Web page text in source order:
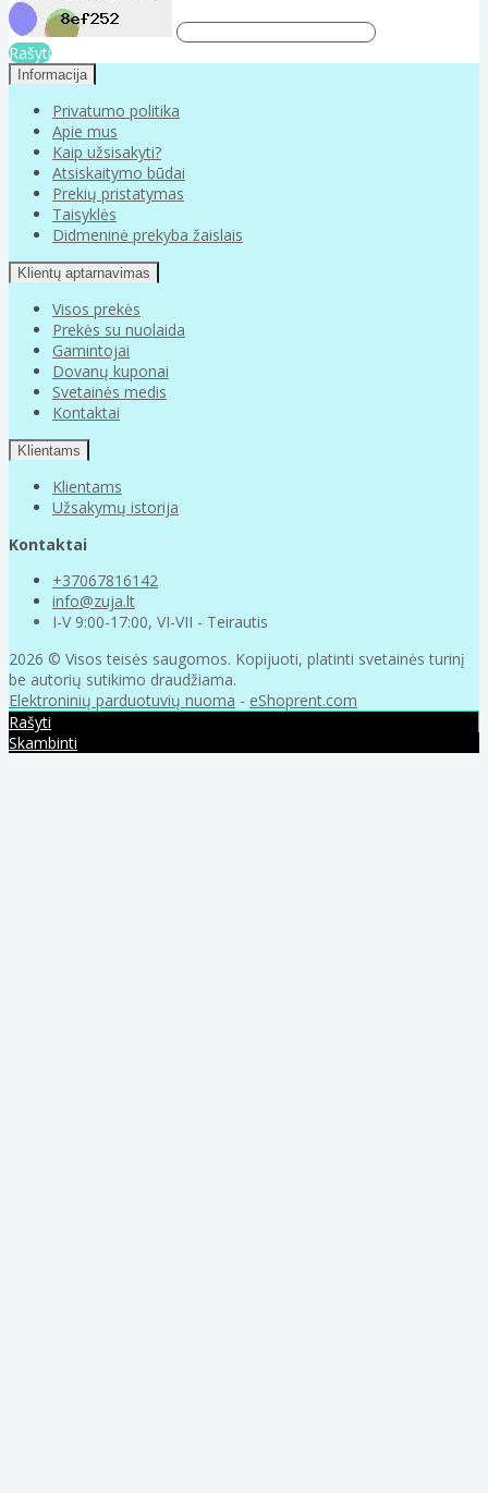
Rašyti
Informacija
Privatumo politika
Apie mus
Kaip užsisakyti?
Atsiskaitymo būdai
Prekių pristatymas
Taisyklės
Didmeninė prekyba žaislais
Klientų aptarnavimas
Visos prekės
Prekės su nuolaida
Gamintojai
Dovanų kuponai
Svetainės medis
Kontaktai
Klientams
Klientams
Užsakymų istorija
Kontaktai
+37067816142
info@zuja.lt
I-V 9:00-17:00, VI-VII - Teirautis
2026 © Visos teisės saugomos. Kopijuoti, platinti svetainės turinį
be autorių sutikimo draudžiama.
Elektroninių parduotuvių nuoma - eShoprent.com
Rašyti
Skambinti